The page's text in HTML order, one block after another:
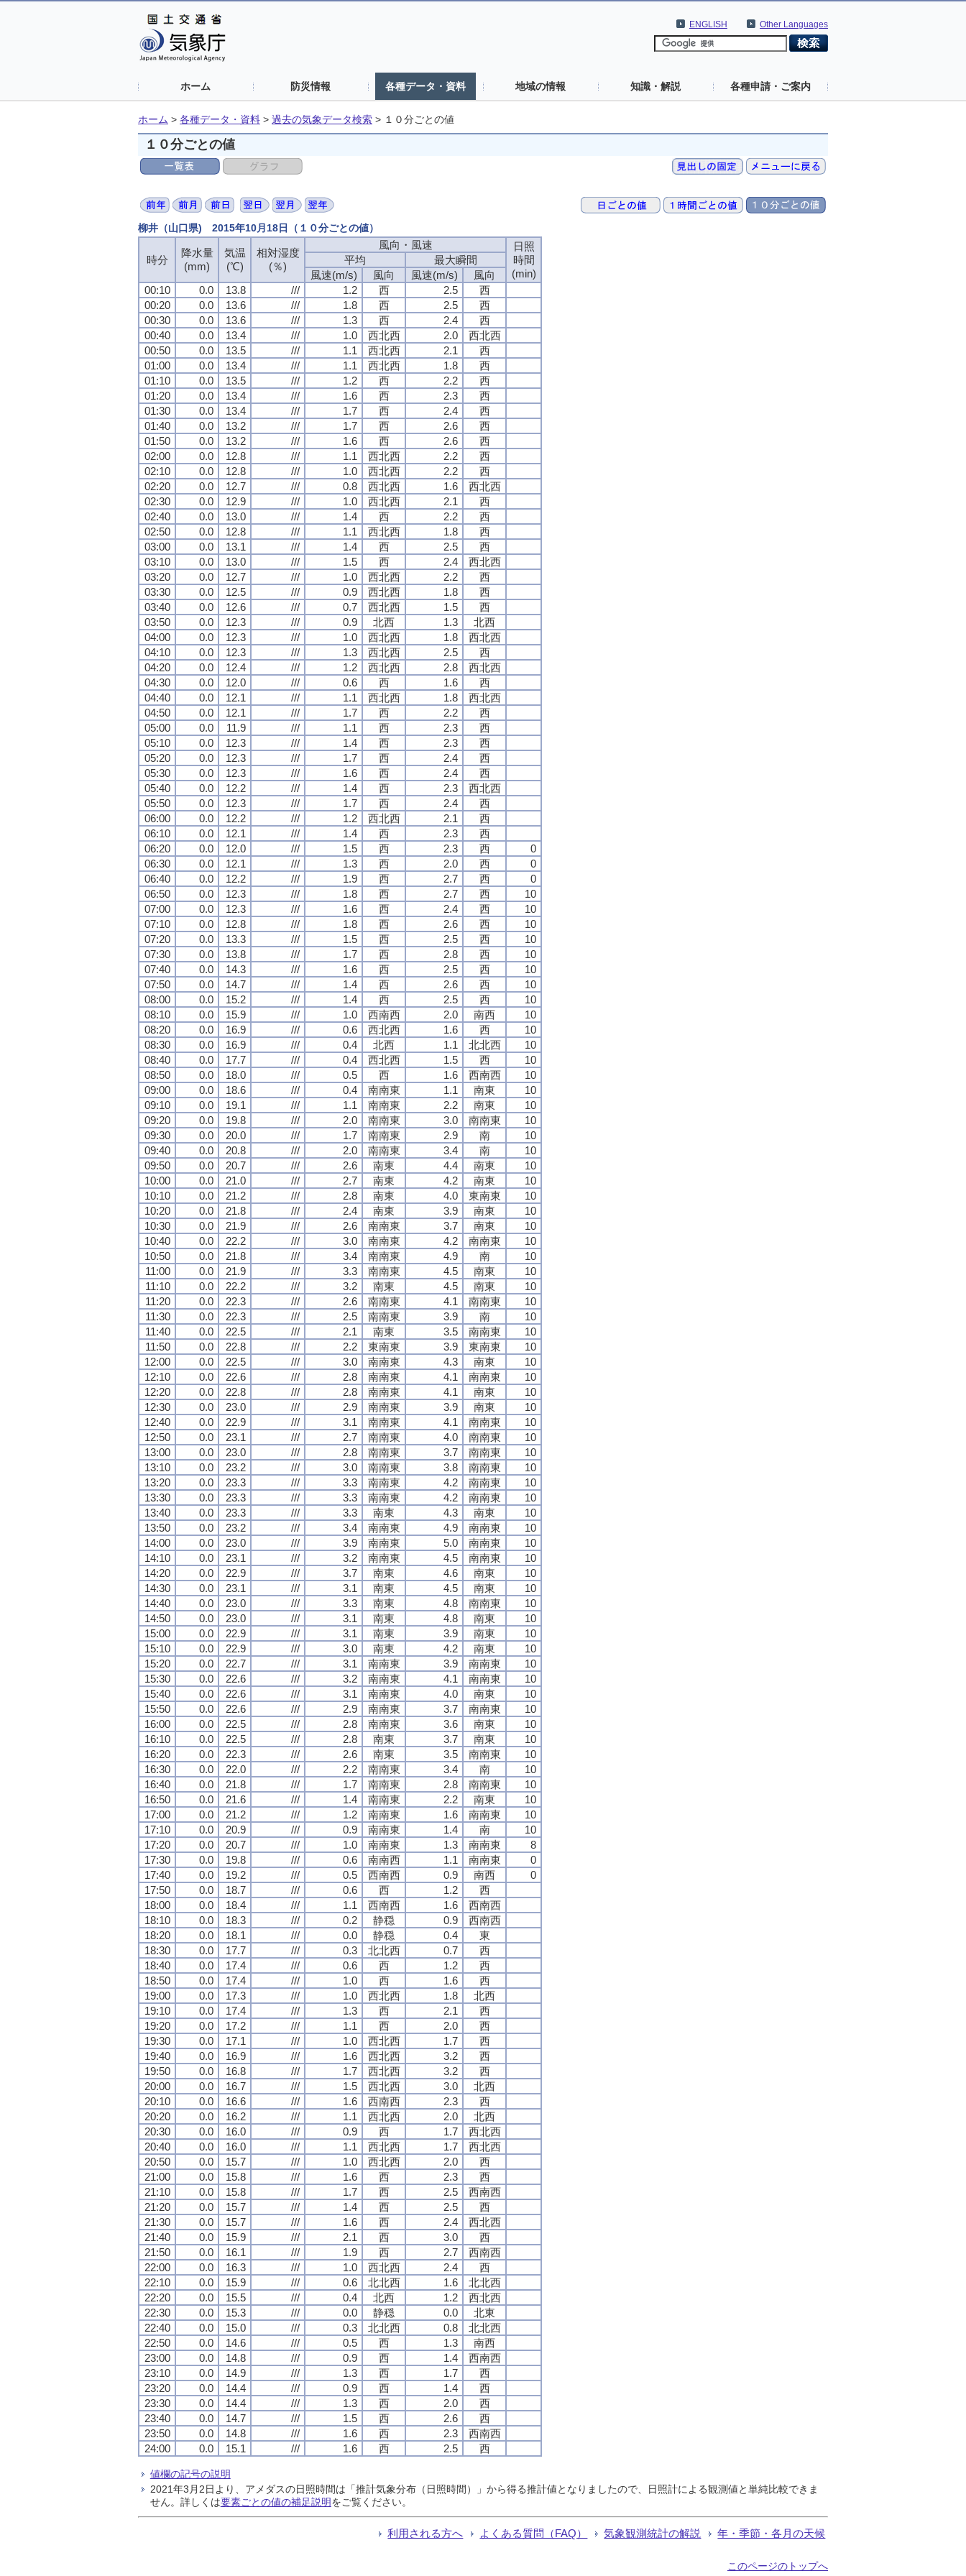
Other Languages
ENGLISH
ホーム 防災情報 各種データ・資料 地域の情報 知識・解説 各種申請・ご案内
ホーム > 各種データ・資料 > 過去の気象データ検索 > １０分ごとの値
１０分ごとの値
柳井（山口県) 2015年10月18日（１０分ごとの値）
時分
降水量
(mm)
気温
(℃)
相対湿度
(％)
風向・風速
日照
時間
(min)
平均
最大瞬間
風速(m/s)
風向 風速(m/s)
風向
00:10
0.0 13.8 /// 1.2 西 2.5
西
00:20
0.0 13.6 /// 1.8 西 2.5
西
00:30
0.0 13.6 /// 1.3 西 2.4
西
00:40
0.0 13.4 /// 1.0 西北西 2.0
西北西
00:50
0.0 13.5 /// 1.1 西北西 2.1
西
01:00
0.0 13.4 /// 1.1 西北西 1.8
西
01:10
0.0 13.5 /// 1.2 西 2.2
西
01:20
0.0 13.4 /// 1.6 西 2.3
西
01:30
0.0 13.4 /// 1.7 西 2.4
西
01:40
0.0 13.2 /// 1.7 西 2.6
西
01:50
0.0 13.2 /// 1.6 西 2.6
西
02:00
0.0 12.8 /// 1.1 西北西 2.2
西
02:10
0.0 12.8 /// 1.0 西北西 2.2
西
02:20
0.0 12.7 /// 0.8 西北西 1.6
西北西
02:30
0.0 12.9 /// 1.0 西北西 2.1
西
02:40
0.0 13.0 /// 1.4 西 2.2
西
02:50
0.0 12.8 /// 1.1 西北西 1.8
西
03:00
0.0 13.1 /// 1.4 西 2.5
西
03:10
0.0 13.0 /// 1.5 西 2.4
西北西
03:20
0.0 12.7 /// 1.0 西北西 2.2
西
03:30
0.0 12.5 /// 0.9 西北西 1.8
西
03:40
0.0 12.6 /// 0.7 西北西 1.5
西
03:50
0.0 12.3 /// 0.9 北西 1.3
北西
04:00
0.0 12.3 /// 1.0 西北西 1.8
西北西
04:10
0.0 12.3 /// 1.3 西北西 2.5
西
04:20
0.0 12.4 /// 1.2 西北西 2.8
西北西
04:30
0.0 12.0 /// 0.6 西 1.6
西
04:40
0.0 12.1 /// 1.1 西北西 1.8
西北西
04:50
0.0 12.1 /// 1.7 西 2.2
西
05:00
0.0 11.9 /// 1.1 西 2.3
西
05:10
0.0 12.3 /// 1.4 西 2.3
西
05:20
0.0 12.3 /// 1.7 西 2.4
西
05:30
0.0 12.3 /// 1.6 西 2.4
西
05:40
0.0 12.2 /// 1.4 西 2.3
西北西
05:50
0.0 12.3 /// 1.7 西 2.4
西
06:00
0.0 12.2 /// 1.2 西北西 2.1
西
06:10
0.0 12.1 /// 1.4 西 2.3
西
06:20
0.0 12.0 /// 1.5 西 2.3 西
0
06:30
0.0 12.1 /// 1.3 西 2.0 西
0
06:40
0.0 12.2 /// 1.9 西 2.7 西
0
06:50
0.0 12.3 /// 1.8 西 2.7 西
10
07:00
0.0 12.3 /// 1.6 西 2.4 西
10
07:10
0.0 12.8 /// 1.8 西 2.6 西
10
07:20
0.0 13.3 /// 1.5 西 2.5 西
10
07:30
0.0 13.8 /// 1.7 西 2.8 西
10
07:40
0.0 14.3 /// 1.6 西 2.5 西
10
07:50
0.0 14.7 /// 1.4 西 2.6 西
10
08:00
0.0 15.2 /// 1.4 西 2.5 西
10
08:10
0.0 15.9 /// 1.0 西南西 2.0 南西
10
08:20
0.0 16.9 /// 0.6 西北西 1.6 西
10
08:30
0.0 16.9 /// 0.4 北西 1.1 北北西
10
08:40
0.0 17.7 /// 0.4 西北西 1.5 西
10
08:50
0.0 18.0 /// 0.5 西 1.6 西南西
10
09:00
0.0 18.6 /// 0.4 南南東 1.1 南東
10
09:10
0.0 19.1 /// 1.1 南南東 2.2 南東
10
09:20
0.0 19.8 /// 2.0 南南東 3.0 南南東
10
09:30
0.0 20.0 /// 1.7 南南東 2.9 南
10
09:40
0.0 20.8 /// 2.0 南南東 3.4 南
10
09:50
0.0 20.7 /// 2.6 南東 4.4 南東
10
10:00
0.0 21.0 /// 2.7 南東 4.2 南東
10
10:10
0.0 21.2 /// 2.8 南東 4.0 東南東
10
10:20
0.0 21.8 /// 2.4 南東 3.9 南東
10
10:30
0.0 21.9 /// 2.6 南南東 3.7 南東
10
10:40
0.0 22.2 /// 3.0 南南東 4.2 南南東
10
10:50
0.0 21.8 /// 3.4 南南東 4.9 南
10
11:00
0.0 21.9 /// 3.3 南南東 4.5 南東
10
11:10
0.0 22.2 /// 3.2 南東 4.5 南東
10
11:20
0.0 22.3 /// 2.6 南南東 4.1 南南東
10
11:30
0.0 22.3 /// 2.5 南南東 3.9 南
10
11:40
0.0 22.5 /// 2.1 南東 3.5 南南東
10
11:50
0.0 22.8 /// 2.2 東南東 3.9 東南東
10
12:00
0.0 22.5 /// 3.0 南南東 4.3 南東
10
12:10
0.0 22.6 /// 2.8 南南東 4.1 南南東
10
12:20
0.0 22.8 /// 2.8 南南東 4.1 南東
10
12:30
0.0 23.0 /// 2.9 南南東 3.9 南東
10
12:40
0.0 22.9 /// 3.1 南南東 4.1 南南東
10
12:50
0.0 23.1 /// 2.7 南南東 4.0 南南東
10
13:00
0.0 23.0 /// 2.8 南南東 3.7 南南東
10
13:10
0.0 23.2 /// 3.0 南南東 3.8 南南東
10
13:20
0.0 23.3 /// 3.3 南南東 4.2 南南東
10
13:30
0.0 23.3 /// 3.3 南南東 4.2 南南東
10
13:40
0.0 23.3 /// 3.3 南東 4.3 南東
10
13:50
0.0 23.2 /// 3.4 南南東 4.9 南南東
10
14:00
0.0 23.0 /// 3.9 南南東 5.0 南南東
10
14:10
0.0 23.1 /// 3.2 南南東 4.5 南南東
10
14:20
0.0 22.9 /// 3.7 南東 4.6 南東
10
14:30
0.0 23.1 /// 3.1 南東 4.5 南東
10
14:40
0.0 23.0 /// 3.3 南東 4.8 南南東
10
14:50
0.0 23.0 /// 3.1 南東 4.8 南東
10
15:00
0.0 22.9 /// 3.1 南東 3.9 南東
10
15:10
0.0 22.9 /// 3.0 南東 4.2 南東
10
15:20
0.0 22.7 /// 3.1 南南東 3.9 南南東
10
15:30
0.0 22.6 /// 3.2 南南東 4.1 南南東
10
15:40
0.0 22.6 /// 3.1 南南東 4.0 南東
10
15:50
0.0 22.6 /// 2.9 南南東 3.7 南南東
10
16:00
0.0 22.5 /// 2.8 南南東 3.6 南東
10
16:10
0.0 22.5 /// 2.8 南東 3.7 南東
10
16:20
0.0 22.3 /// 2.6 南東 3.5 南南東
10
16:30
0.0 22.0 /// 2.2 南南東 3.4 南
10
16:40
0.0 21.8 /// 1.7 南南東 2.8 南南東
10
16:50
0.0 21.6 /// 1.4 南南東 2.2 南東
10
17:00
0.0 21.2 /// 1.2 南南東 1.6 南南東
10
17:10
0.0 20.9 /// 0.9 南南東 1.4 南
10
17:20
0.0 20.7 /// 1.0 南南東 1.3 南南東
8
17:30
0.0 19.8 /// 0.6 南南西 1.1 南南東
0
17:40
0.0 19.2 /// 0.5 西南西 0.9 南西
0
17:50
0.0 18.7 /// 0.6 西 1.2
西
18:00
0.0 18.4 /// 1.1 西南西 1.6
西南西
18:10
0.0 18.3 /// 0.2 静穏 0.9
西南西
18:20
0.0 18.1 /// 0.0 静穏 0.4
東
18:30
0.0 17.7 /// 0.3 北北西 0.7
西
18:40
0.0 17.4 /// 0.6 西 1.2
西
18:50
0.0 17.4 /// 1.0 西 1.6
西
19:00
0.0 17.3 /// 1.0 西北西 1.8
北西
19:10
0.0 17.4 /// 1.3 西 2.1
西
19:20
0.0 17.2 /// 1.1 西 2.0
西
19:30
0.0 17.1 /// 1.0 西北西 1.7
西
19:40
0.0 16.9 /// 1.6 西北西 3.2
西
19:50
0.0 16.8 /// 1.7 西北西 3.2
西
20:00
0.0 16.7 /// 1.5 西北西 3.0
北西
20:10
0.0 16.6 /// 1.6 西南西 2.3
西
20:20
0.0 16.2 /// 1.1 西北西 2.0
北西
20:30
0.0 16.0 /// 0.9 西 1.7
西北西
20:40
0.0 16.0 /// 1.1 西北西 1.7
西北西
20:50
0.0 15.7 /// 1.0 西北西 2.0
西
21:00
0.0 15.8 /// 1.6 西 2.3
西
21:10
0.0 15.8 /// 1.7 西 2.5
西南西
21:20
0.0 15.7 /// 1.4 西 2.5
西
21:30
0.0 15.7 /// 1.6 西 2.4
西北西
21:40
0.0 15.9 /// 2.1 西 3.0
西
21:50
0.0 16.1 /// 1.9 西 2.7
西南西
22:00
0.0 16.3 /// 1.0 西北西 2.4
西
22:10
0.0 15.9 /// 0.6 北北西 1.6
北北西
22:20
0.0 15.5 /// 0.4 北西 1.2
西北西
22:30
0.0 15.3 /// 0.0 静穏 0.0
北東
22:40
0.0 15.0 /// 0.3 北北西 0.8
北北西
22:50
0.0 14.6 /// 0.5 西 1.3
南西
23:00
0.0 14.8 /// 0.9 西 1.4
西南西
23:10
0.0 14.9 /// 1.3 西 1.7
西
23:20
0.0 14.4 /// 0.9 西 1.4
西
23:30
0.0 14.4 /// 1.3 西 2.0
西
23:40
0.0 14.7 /// 1.5 西 2.6
西
23:50
0.0 14.8 /// 1.6 西 2.3
西南西
24:00
0.0 15.1 /// 1.6 西 2.5 西
値欄の記号の説明
2021年3月2日より、アメダスの日照時間は「推計気象分布（日照時間）」から得る推計値となりましたので、日照計による観測値と単純比較できま
せん。詳しくは要素ごとの値の補足説明をご覧ください。
利用される方へ よくある質問（FAQ） 気象観測統計の解説 年・季節・各月の天候
このページのトップへ